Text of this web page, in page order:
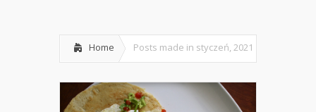
Home Posts made in styczeń, 2021